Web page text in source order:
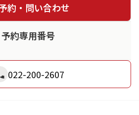
約・問い合わせ
予約専用番号
022-200-2607